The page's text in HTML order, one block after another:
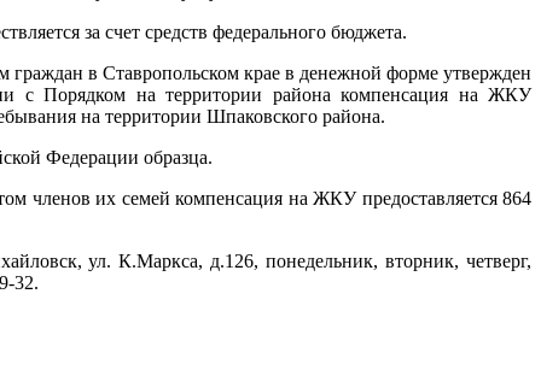
за счет средств федерального бюджета.
в Ставропольском крае в денежной форме утвержден
с Порядком на территории района компенсация на ЖКУ
на территории Шпаковского района.
Федерации образца.
членов их семей компенсация на ЖКУ предоставляется 864
ул. К.Маркса, д.126, понедельник, вторник, четверг,
32.